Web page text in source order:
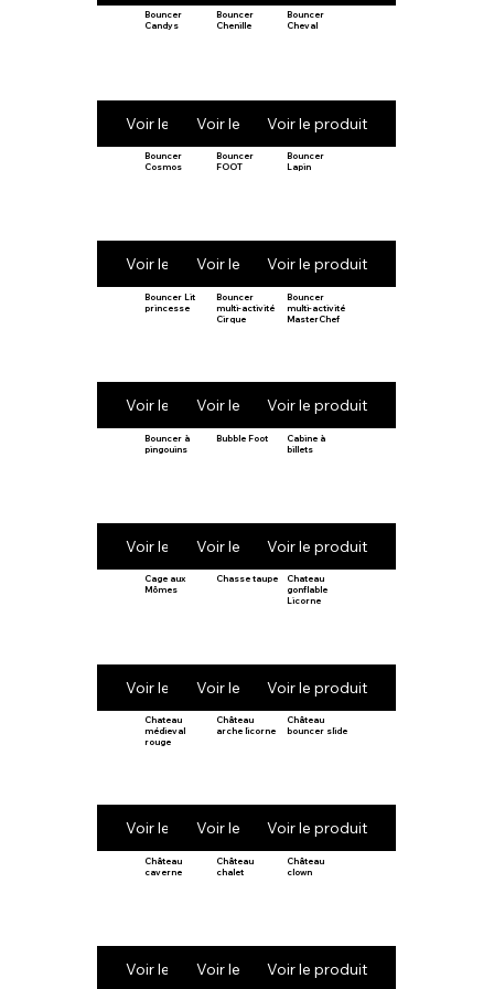
Bouncer
Candys
Voir le produit
Bouncer
Chenille
Voir le produit
Bouncer
Cheval
Voir le produit
Bouncer
Cosmos
Voir le produit
Bouncer
FOOT
Voir le produit
Bouncer
Lapin
Voir le produit
Bouncer Lit
princesse
Voir le produit
Bouncer
multi-activité
Cirque
Voir le produit
Bouncer
multi-activité
MasterChef
Voir le produit
Bouncer à
pingouins
Voir le produit
Bubble Foot
Voir le produit
Cabine à
billets
Voir le produit
Cage aux
Mômes
Voir le produit
Chasse taupe
Voir le produit
Chateau
gonflable
Licorne
Voir le produit
Chateau
médieval
rouge
Voir le produit
Château
arche licorne
Voir le produit
Château
bouncer slide
Voir le produit
Château
caverne
Voir le produit
Château
chalet
Voir le produit
Château
clown
Voir le produit